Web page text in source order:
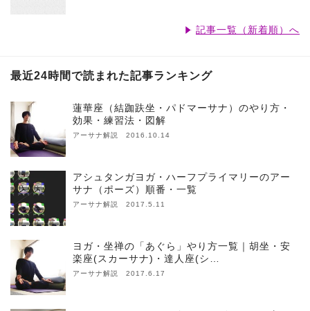
記事一覧（新着順）へ
最近24時間で読まれた記事ランキング
蓮華座（結跏趺坐・パドマーサナ）のやり方・
効果・練習法・図解
アーサナ解説 2016.10.14
アシュタンガヨガ・ハーフプライマリーのアー
サナ（ポーズ）順番・一覧
アーサナ解説 2017.5.11
ヨガ・坐禅の「あぐら」やり方一覧｜胡坐・安
楽座(スカーサナ)・達人座(シ…
アーサナ解説 2017.6.17